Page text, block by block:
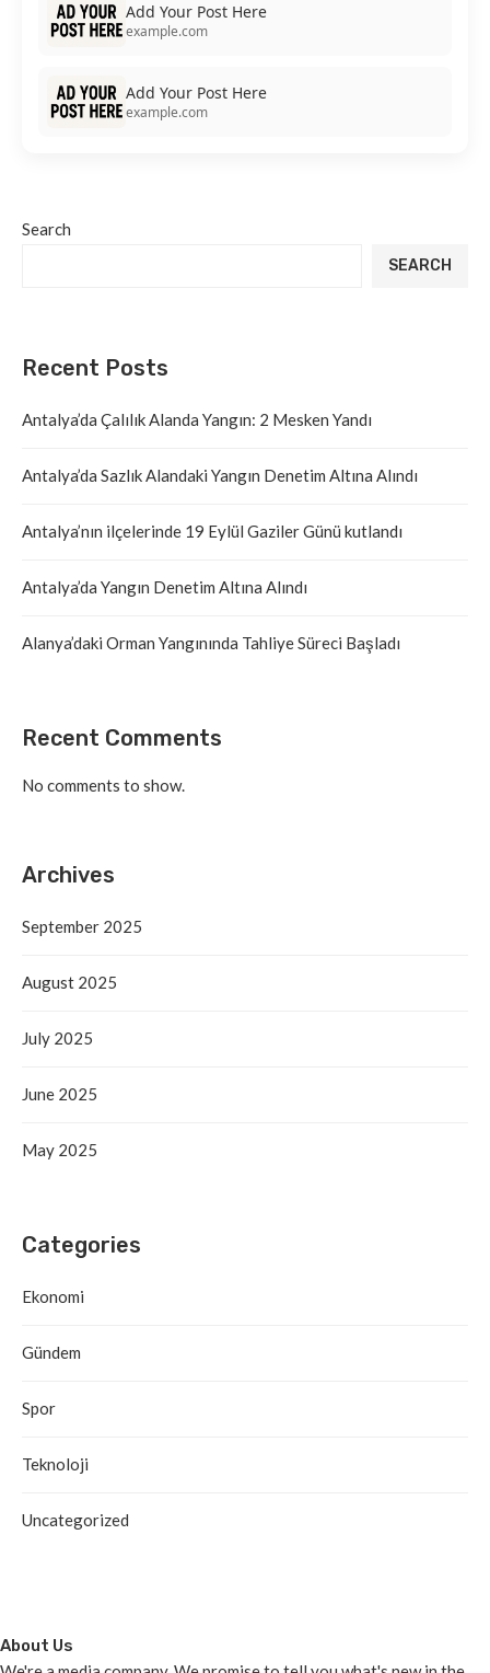
Add Your Post Here
example.com
Add Your Post Here
example.com
Search
SEARCH
Recent Posts
Antalya’da Çalılık Alanda Yangın: 2 Mesken Yandı
Antalya’da Sazlık Alandaki Yangın Denetim Altına Alındı
Antalya’nın ilçelerinde 19 Eylül Gaziler Günü kutlandı
Antalya’da Yangın Denetim Altına Alındı
Alanya’daki Orman Yangınında Tahliye Süreci Başladı
Recent Comments
No comments to show.
Archives
September 2025
August 2025
July 2025
June 2025
May 2025
Categories
Ekonomi
Gündem
Spor
Teknoloji
Uncategorized
About Us